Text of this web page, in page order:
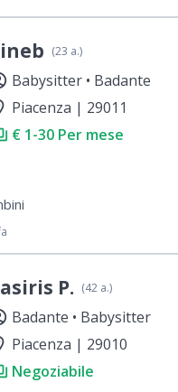
(23 a.)
Babysitter • Badante
Piacenza | 29011
€ 1-30 Per mese
P. (42 a.)
Badante • Babysitter
Piacenza | 29010
Negoziabile